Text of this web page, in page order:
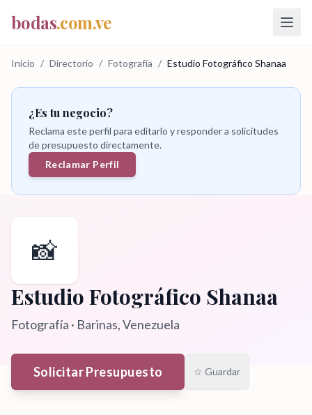
bodas.com.ve
Inicio / Directorio / Fotografía / Estudio Fotográfico Shanaa
¿Es tu negocio?
Reclama este perfil para editarlo y responder a solicitudes
de presupuesto directamente.
Reclamar Perfil
📸
Estudio Fotográfico Shanaa
Fotografía · Barinas, Venezuela
Solicitar Presupuesto ☆ Guardar